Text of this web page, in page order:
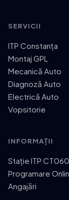
SERVICII
ITP Constanța
Montaj GPL
Mecanică Auto
Diagnoză Auto
Electrică Auto
Vopsitorie
INFORMAȚII
Stație ITP CT060
Programare
Angajări